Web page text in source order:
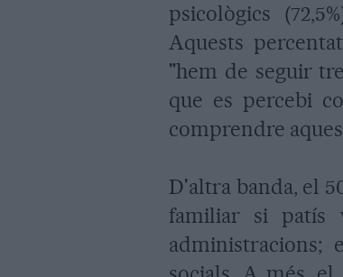
psicològics
Aquests
"hem de seguir
que es percebi
comprendre
D'altra banda, el
familiar si patís